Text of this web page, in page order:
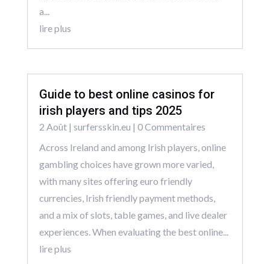
a...
lire plus
Guide to best online casinos for
irish players and tips 2025
2 Août| surfersskin.eu | 0 Commentaires
Across Ireland and among Irish players, online
gambling choices have grown more varied,
with many sites offering euro friendly
currencies, Irish friendly payment methods,
and a mix of slots, table games, and live dealer
experiences. When evaluating the best online...
lire plus